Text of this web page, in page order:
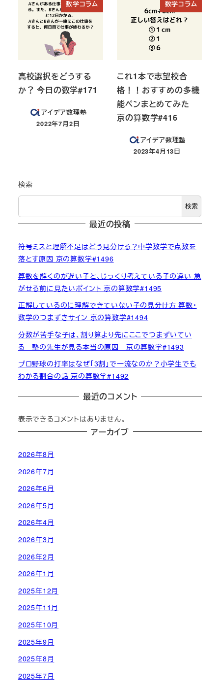
数学コラム
高校選択をどうする
か？ 今日の数学#171
アイデア数理塾
投稿日
2022年7月2日
数学コラム
これ1本で志望校合
格！！おすすめの多機
能ペンまとめてみた
京の算数学#416
アイデア数理塾
投稿日
2023年4月13日
検索
検索
最近の投稿
符号ミスと理解不足はどう見分ける？中学数学で点数を
落とす原因 京の算数学#1496
算数を解くのが遅い子と、じっくり考えている子の違い 急
がせる前に見たいポイント 京の算数学#1495
正解しているのに理解できていない子の見分け方 算数・
数学のつまずきサイン 京の算数学#1494
分数が苦手な子は、割り算より先にここでつまずいてい
る 塾の先生が見る本当の原因 京の算数学#1493
プロ野球の打率はなぜ「3割」で一流なのか？小学生でも
わかる割合の話 京の算数学#1492
最近のコメント
表示できるコメントはありません。
アーカイブ
2026年8月
2026年7月
2026年6月
2026年5月
2026年4月
2026年3月
2026年2月
2026年1月
2025年12月
2025年11月
2025年10月
2025年9月
2025年8月
2025年7月